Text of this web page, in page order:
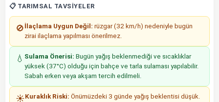
📋 TARIMSAL TAVSIYELER
🚫 İlaçlama Uygun Değil: rüzgar (32 km/h) nedeniyle bugün
zirai ilaçlama yapılması önerilmez.
💧 Sulama Önerisi: Bugün yağış beklenmediği ve sıcaklıklar
yüksek (37°C) olduğu için bahçe ve tarla sulaması yapılabilir.
Sabah erken veya akşam tercih edilmeli.
☀️Kuraklık Riski: Önümüzdeki 3 günde yağış beklentisi düşük.